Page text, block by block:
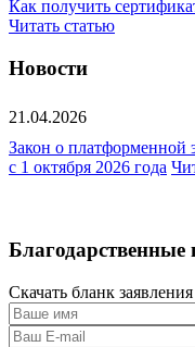
Как получить
Читать статью
Новости
21.04.2026
Закон о платформенной
с 1 октября 2026 года
Благодарственные
Скачать бланк